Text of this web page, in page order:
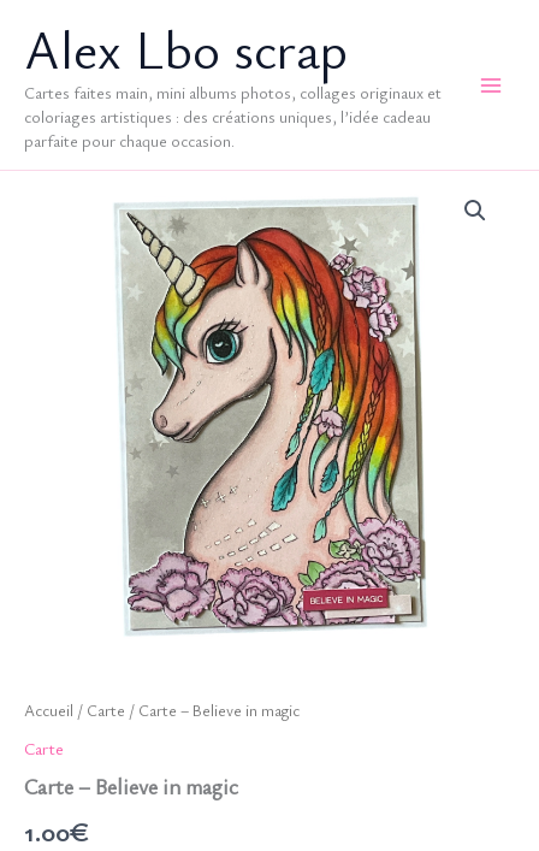
contenuAlex Lbo scrap
Cartes faites main, mini albums photos, collages originaux et
coloriages artistiques : des créations uniques, l’idée cadeau
parfaite pour chaque occasion.
Accueil / Carte / Carte – Believe in magic
Carte
Carte – Believe in magic
1.00€